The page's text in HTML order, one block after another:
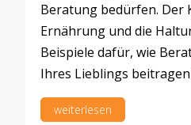
Beratung bedürfen. Der
Ernährung und die
Beispiele dafür, wie
Ihres Lieblings
weiterlesen